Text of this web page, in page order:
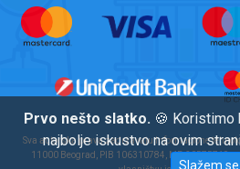
Prvo nešto slatko. 🍪
najbolje iskustvo na ovim
Slažem se
Sva autorska prava zadržavaju Informacione
11000 Beograd, PIB 106310784, MB 20575719,